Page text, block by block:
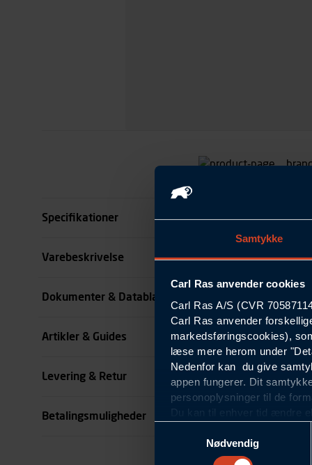
Samtykke
Carl Ras anvender cookies
Carl Ras A/S (CVR
Carl Ras anvender
markedsføringscookies),
læse mere herom under
Nedenfor kan du give
appen fungerer. Dit
personoplysninger til de
Du kan til enhver tid ændre
Statistikcookies
Carl Ras anvender
Nødvendig
Specifikationer
Størrelse
se all specifikationer
Varebeskrivelse
Dokumenter & Datablade
Artikler & Guides
Levering & Retur
Betalingsmuligheder